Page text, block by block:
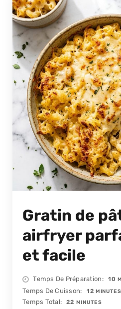
Gratin de
airfryer
et facile
Temps De Préparation 10
Temps De Cuisson 12MINUTES
MINUTES
Temps Total 22 MINUTES
MINUTES